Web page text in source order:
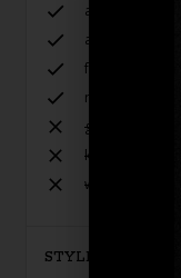
abstrakcja
autorskie
futurystyczne
retrofuture
geometria
kopii innych
watercolor,
STYLE TATUAŻU